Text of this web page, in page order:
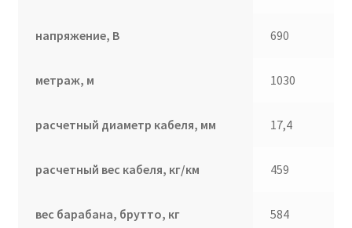
напряжение, В 690
метраж, м 1030
расчетный диаметр кабеля, мм 17,4
расчетный вес кабеля, кг/км 459
вес барабана, брутто, кг 584